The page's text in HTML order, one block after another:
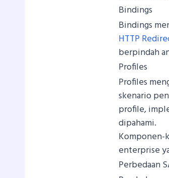
Bindings
Bindings
HTTP
berpindah
Profiles
Profiles
skenario
profile,
dipahami.
Komponen-
enterprise
Perbedaan